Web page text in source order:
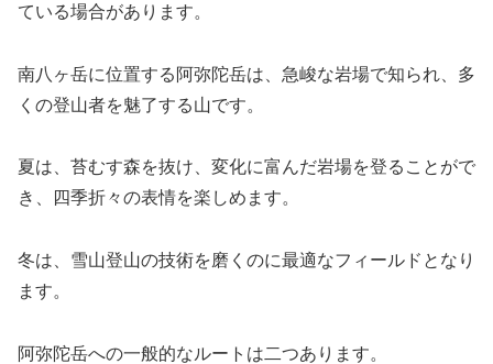
ている場合があります。
南八ヶ岳に位置する阿弥陀岳は、急峻な岩場で知られ、多
くの登山者を魅了する山です。
夏は、苔むす森を抜け、変化に富んだ岩場を登ることがで
き、四季折々の表情を楽しめます。
冬は、雪山登山の技術を磨くのに最適なフィールドとなり
ます。
阿弥陀岳への一般的なルートは二つあります。